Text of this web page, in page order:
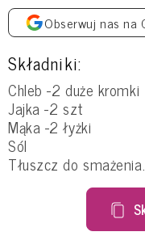
Obserwuj nas na
Składniki:
Chleb -2 duże kromki
Jajka -2 szt
Mąka -2 łyżki
Sól
Tłuszcz do smażenia.